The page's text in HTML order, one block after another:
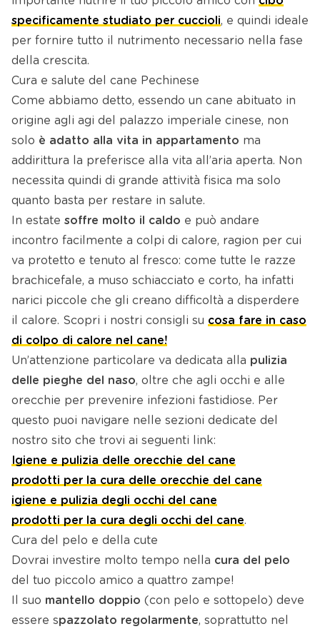
specificamente studiato per cuccioli, e quindi ideale
per fornire tutto il nutrimento necessario nella fase
della crescita.
Cura e salute del cane Pechinese
Come abbiamo detto, essendo un cane abituato in
origine agli agi del palazzo imperiale cinese, non
solo è adatto alla vita in appartamento ma
addirittura la preferisce alla vita all’aria aperta. Non
necessita quindi di grande attività fisica ma solo
quanto basta per restare in salute.
In estate soffre molto il caldo e può andare
incontro facilmente a colpi di calore, ragion per cui
va protetto e tenuto al fresco: come tutte le razze
brachicefale, a muso schiacciato e corto, ha infatti
narici piccole che gli creano difficoltà a disperdere
il calore. Scopri i nostri consigli su cosa fare in caso
di colpo di calore nel cane!
Un’attenzione particolare va dedicata alla pulizia
delle pieghe del naso, oltre che agli occhi e alle
orecchie per prevenire infezioni fastidiose. Per
questo puoi navigare nelle sezioni dedicate del
nostro sito che trovi ai seguenti link:
Igiene e pulizia delle orecchie del cane
prodotti per la cura delle orecchie del cane
igiene e pulizia degli occhi del cane
prodotti per la cura degli occhi del cane.
Cura del pelo e della cute
Dovrai investire molto tempo nella cura del pelo
del tuo piccolo amico a quattro zampe!
Il suo mantello doppio (con pelo e sottopelo) deve
essere spazzolato regolarmente, soprattutto nel